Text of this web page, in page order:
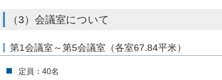
（3）会議室について
第1会議室～第5会議室（各室67.84平米）
定員：40名